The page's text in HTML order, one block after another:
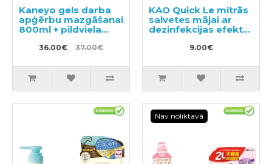
Kaneyo gels darba
apģērbu mazgāšanai
800ml + pildviela
36.00€ 37.00€
KAO Quick Le mitrās
salvetes mājai ar
dezinfekcijas efektu,
ar smalku zaļās tējas
aromātu 20gab
9.00€
Nav noliktavā